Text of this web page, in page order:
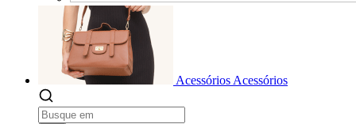
Acessórios Acessórios